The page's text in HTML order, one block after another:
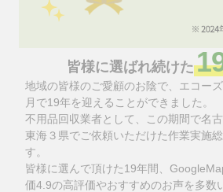
皆様に選ばれ続けた
地域の皆様のご愛顧のお陰で、エコー
月で19年を迎えることができました。
不用品回収業者として、この期間で名
東海３県でご依頼いただけた作業実施
す。
皆様に選んで頂けた19年間、
価4.9の高評価やおすすめのお声を多数